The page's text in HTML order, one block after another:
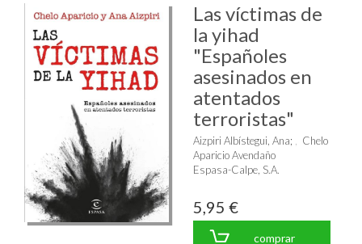
Las víctimas de
la yihad
"Españoles
asesinados en
atentados
terroristas"
Aizpiri Albístegui, Ana;
Chelo
Aparicio Avendaño
Espasa-Calpe, S.A.
5,95 €
comprar